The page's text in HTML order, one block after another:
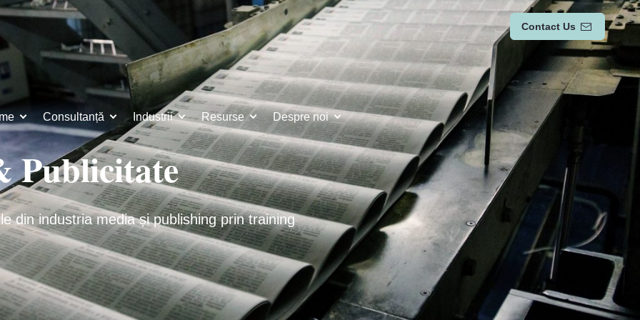
Contact Us
Consultanță Industrii Resurse Despre noi
Publicitate
din industria media și publishing prin training